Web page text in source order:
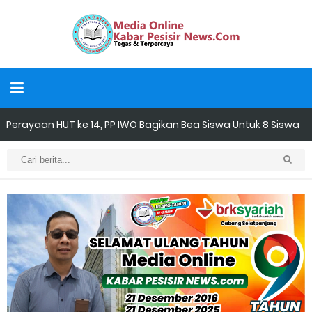
Perayaan HUT ke 14, PP IWO Bagikan Bea Siswa Untuk 8 Siswa
Mantan Wakil Ketua DPRD Riau Dukung Penuh Penerbitan Buku
Sejarah Perjuangan Lahirnya Kabupaten Kepulauan
MerantiMERANTI –
Apel Siaga Karhutla 2026 Digelar di Sabak Auh, Polsek dan